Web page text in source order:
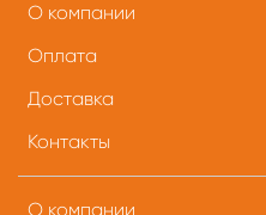
О компании
Оплата
Доставка
Контакты
О компании